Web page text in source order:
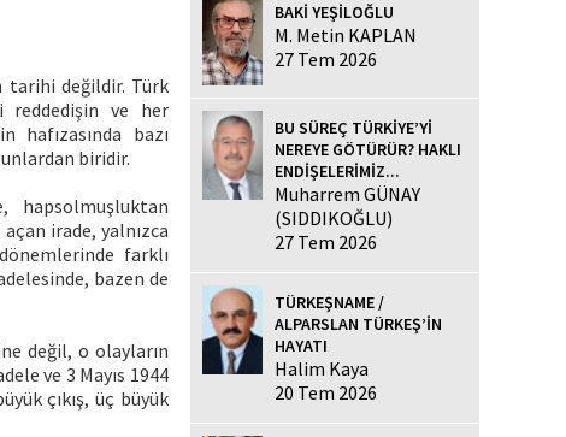
tarihi değildir. Türk
reddedişin ve her
bazı
biridir.
hapsolmuşluktan
irade, yalnızca
farklı
bazen de
değil, o olayların
ve 3 Mayıs 1944
çıkış, üç büyük
BAKİ YEŞİLOĞLU
M. Metin KAPLAN
27 Tem 2026
BU SÜREÇ TÜRKİYE’Yİ
NEREYE GÖTÜRÜR? HAKLI
ENDİŞELERİMİZ...
Muharrem GÜNAY
(SIDDIKOĞLU)
27 Tem 2026
TÜRKEŞNAME /
ALPARSLAN TÜRKEŞ’İN
HAYATI
Halim Kaya
20 Tem 2026